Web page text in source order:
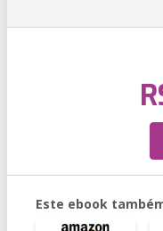
Este ebook